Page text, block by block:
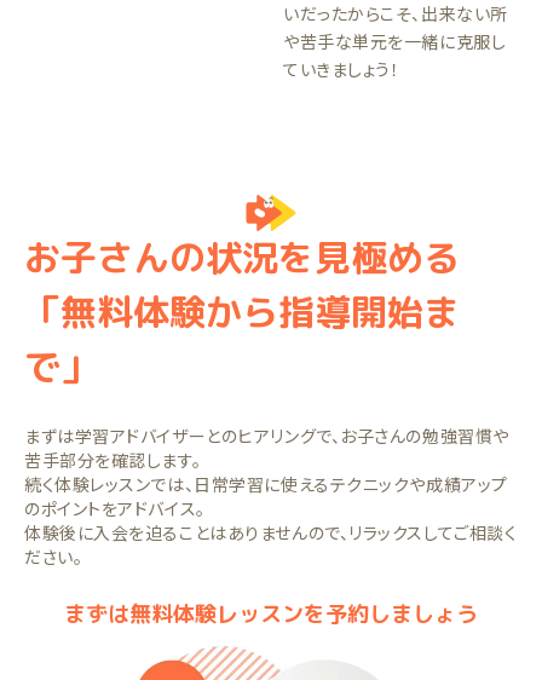
いだったからこそ、出来ない所
や苦手な単元を一緒に克服し
ていきましょう！
お子さんの状況を見極める
「無料体験から指導開始ま
で」
まずは学習アドバイザーとのヒアリングで、お子さんの勉強習慣や
苦手部分を確認します。
続く体験レッスンでは、日常学習に使えるテクニックや成績アップ
のポイントをアドバイス。
体験後に入会を迫ることはありませんので、リラックスしてご相談く
ださい。
まずは無料体験レッスンを予約しましょう